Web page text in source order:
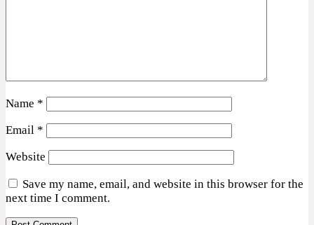
Name *
Email *
Website
Save my name, email, and website in this browser for the
next time I comment.